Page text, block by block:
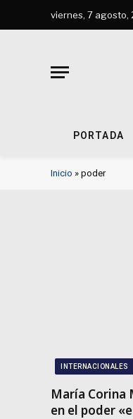
viernes, 7 agosto,
6 Ago
PORTADA
Inicio » poder
INTERNACIONALES
María Corina
en el poder